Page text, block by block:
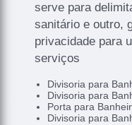
serve para
sanitário e outro,
privacidade para
serviços
Divisoria para
Divisoria para
Porta para
Divisoria para